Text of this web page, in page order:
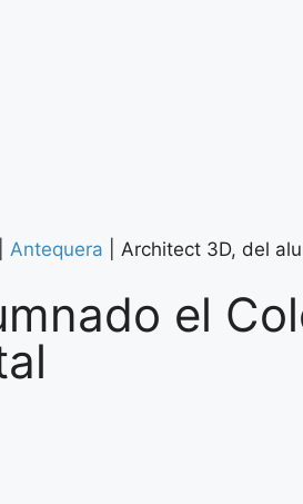
Antequera Architect 3D, del
el